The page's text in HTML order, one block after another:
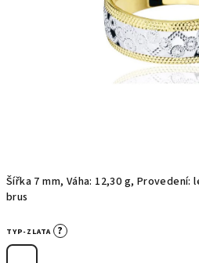
Šířka 7 mm, Váha: 12,30 g,
brus
TYP-ZLATA ?